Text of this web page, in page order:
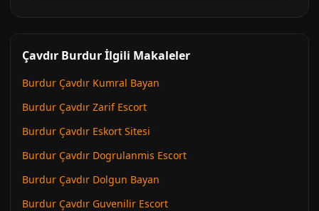
Çavdır Burdur İlgili Makaleler
Burdur Çavdır Kumral Bayan
Burdur Çavdır Zarif Escort
Burdur Çavdır Eskort Sitesi
Burdur Çavdır Dogrulanmis Escort
Burdur Çavdır Dolgun Bayan
Burdur Çavdır Guvenilir Escort